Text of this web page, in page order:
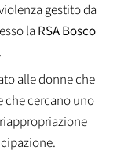
gestito da
la RSA Bosco
alle donne che
che cercano uno